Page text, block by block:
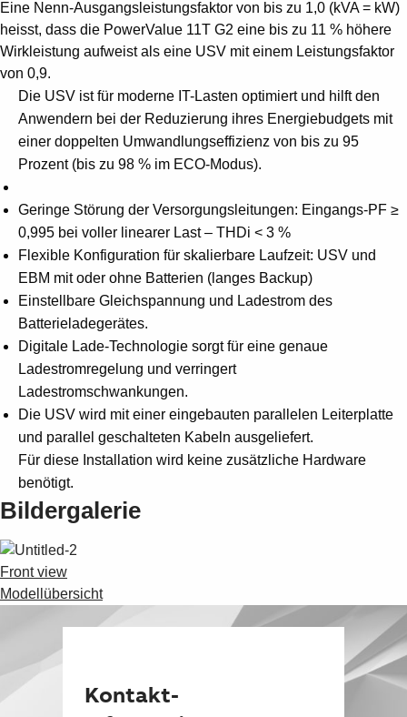
Eine Nenn-Ausgangsleistungsfaktor von bis zu 1,0 (kVA = kW)
heisst, dass die PowerValue 11T G2 eine bis zu 11 % höhere
Wirkleistung aufweist als eine USV mit einem Leistungsfaktor
von 0,9.
Die USV ist für moderne IT-Lasten optimiert und hilft den
Anwendern bei der Reduzierung ihres Energiebudgets mit
einer doppelten Umwandlungseffizienz von bis zu 95
Prozent (bis zu 98 % im ECO-Modus).
Geringe Störung der Versorgungsleitungen: Eingangs-PF ≥
0,995 bei voller linearer Last – THDi < 3 %
Flexible Konfiguration für skalierbare Laufzeit: USV und
EBM mit oder ohne Batterien (langes Backup)
Einstellbare Gleichspannung und Ladestrom des
Batterieladegerätes.
Digitale Lade-Technologie sorgt für eine genaue
Ladestromregelung und verringert
Ladestromschwankungen.
Die USV wird mit einer eingebauten parallelen Leiterplatte
und parallel geschalteten Kabeln ausgeliefert.
Für diese Installation wird keine zusätzliche Hardware
benötigt.
Bildergalerie
Front view
Modellübersicht
Kontakt-